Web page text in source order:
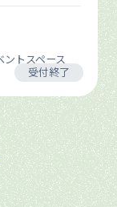
トスペース
受付終了